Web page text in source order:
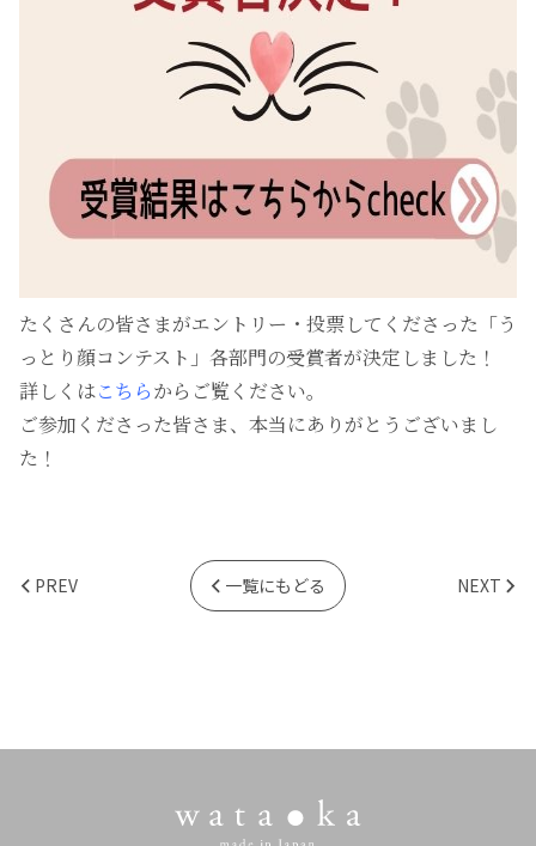
たくさんの皆さまがエントリー・投票してくださった「う
っとり顔コンテスト」各部門の受賞者が決定しました！
詳しくはこちらからご覧ください。
ご参加くださった皆さま、本当にありがとうございまし
た！
PREV 一覧にもどる NEXT